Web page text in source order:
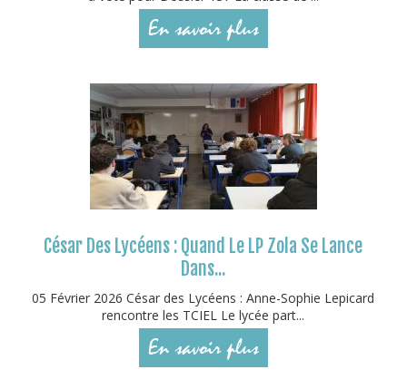
En savoir plus
César Des Lycéens : Quand Le LP Zola Se Lance
Dans...
05 Février 2026 César des Lycéens : Anne-Sophie Lepicard
rencontre les TCIEL Le lycée part...
En savoir plus